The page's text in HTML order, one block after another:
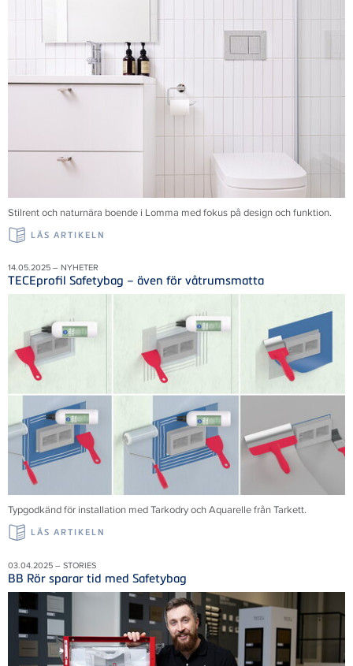
Stilrent och naturnära boende i Lomma med fokus på design och funktion.
LÄS ARTIKELN
14.05.2025 – NYHETER
TECEprofil Safetybag – även för våtrumsmatta
Typgodkänd för installation med Tarkodry och Aquarelle från Tarkett.
LÄS ARTIKELN
03.04.2025 – STORIES
BB Rör sparar tid med Safetybag